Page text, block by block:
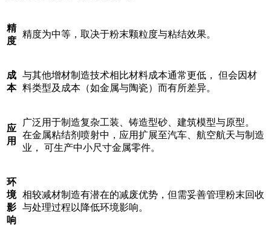
精
度
精度为中等，取决于粉末颗粒度与粘结效果。
成
本
与其他增材制造技术相比材料成本通常更低， 但会因材
料类型及成本（如金属与陶瓷）而有所差异。
应
用
广泛用于制造复杂工装、铸造型砂、建筑模型与原型。
在金属粘结剂喷射中，应用扩展至汽车、航空航天与制造
业， 可生产中小尺寸金属零件。
环
境
影
响
相较减材制造有潜在的减废优势，但需妥善管理粉末回收
与处理过程以降低环境影响。